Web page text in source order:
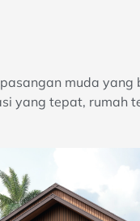
muda
yang tepat, rumah